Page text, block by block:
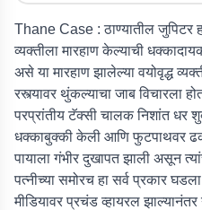
Thane Case : ठाण्यातील जुपिटर
व्यक्तीला मारहाण केल्याची
असे या मारहाण झालेल्या वयोवृद्ध
रस्त्यावर थुंकल्याचा जाब विचारला
परप्रांतीय टॅक्सी चालक निशांत धर
धक्काबुक्की केली आणि फुटपाथवर
पायाला गंभीर दुखापत झाली असून
पत्नीच्या समोरच हा सर्व प्रकार
मीडियावर प्रचंड व्हायरल